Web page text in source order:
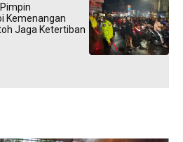
Kemenangan
Jaga Ketertiban